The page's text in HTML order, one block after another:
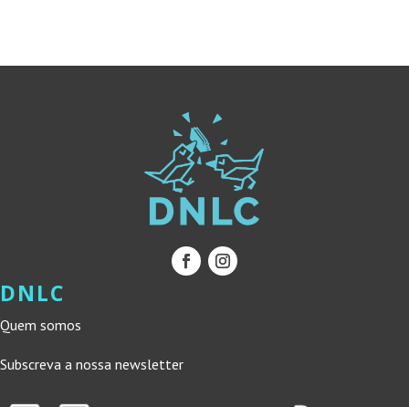
DNLC
Quem somos
Subscreva a nossa newsletter